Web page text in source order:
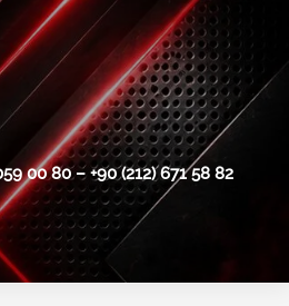
00 80 – +90 (212) 671 58 82